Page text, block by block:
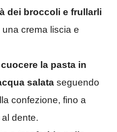
dei broccoli e frullarli
crema liscia e
cuocere la pasta in
salata seguendo
confezione, fino a
dente.